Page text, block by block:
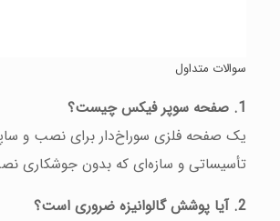
سوالات متداول
1. صفحه سوپر فیکس چیست؟
یک صفحه فلزی سوراخ‌دار برای نصب و
تأسیساتی و سازه‌ای که بدون جوشکاری
2. آیا پوشش گالوانیزه ضروری است؟